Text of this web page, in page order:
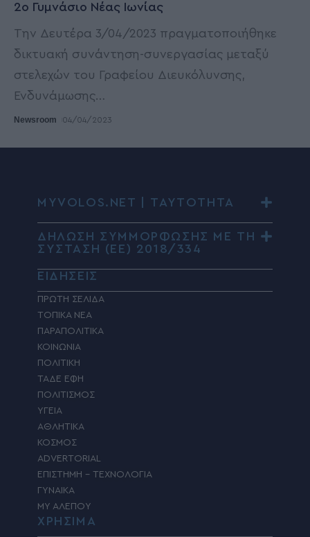
2ο Γυμνάσιο Νέας Ιωνίας
Την Δευτέρα 3/04/2023 πραγματοποιήθηκε
δικτυακή συνάντηση-συνεργασίας μεταξύ
στελεχών του Γραφείου Διευκόλυνσης,
Ενδυνάμωσης…
Newsroom 04/04/2023
MYVOLOS.NET | ΤΑΥΤΟΤΗΤΑ
ΔΗΛΩΣΗ ΣΥΜΜΟΡΦΩΣΗΣ ΜΕ ΤΗ
ΣΥΣΤΑΣΗ (ΕΕ) 2018/334
ΕΙΔΗΣΕΙΣ
ΠΡΩΤΗ ΣΕΛΙΔΑ
ΤΟΠΙΚΑ ΝΕΑ
ΠΑΡΑΠΟΛΙΤΙΚΑ
ΚΟΙΝΩΝΙΑ
ΠΟΛΙΤΙΚΗ
ΤΑΔΕ ΕΦΗ
ΠΟΛΙΤΙΣΜΟΣ
ΥΓΕΙΑ
ΑΘΛΗΤΙΚΑ
ΚΟΣΜΟΣ
ADVERTORIAL
ΕΠΙΣΤΗΜΗ – ΤΕΧΝΟΛΟΓΙΑ
ΓΥΝΑΙΚΑ
MY ΑΛΕΠΟΥ
ΧΡΗΣΙΜΑ